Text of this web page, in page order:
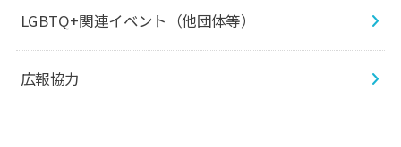
LGBTQ+関連イベント（他団体等）
広報協力